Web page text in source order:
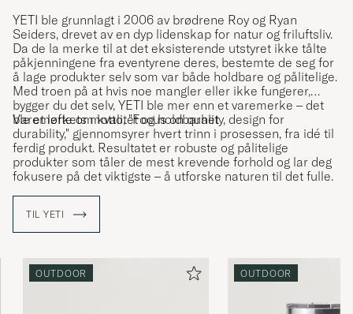
YETI ble grunnlagt i 2006 av brødrene Roy og Ryan
Seiders, drevet av en dyp lidenskap for natur og friluftsliv.
Da de la merke til at det eksisterende utstyret ikke tålte
påkjenningene fra eventyrene deres, bestemte de seg for
å lage produkter selv som var både holdbare og pålitelige.
Med troen på at hvis noe mangler eller ikke fungerer,
bygger du det selv, YETI ble mer enn et varemerke – det
ble et løfte om kvalitet og holdbarhet
Varemerkets motto, "Focus on quality, design for
durability," gjennomsyrer hvert trinn i prosessen, fra idé til
ferdig produkt. Resultatet er robuste og pålitelige
produkter som tåler de mest krevende forhold og lar deg
fokusere på det viktigste – å utforske naturen til det fulle.
TIL YETI
OUTDOOR OUTDOOR